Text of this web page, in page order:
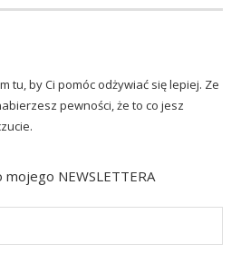
tu, by Ci pomóc odżywiać się lepiej. Ze
pewności, że to co jesz
mojego NEWSLETTERA